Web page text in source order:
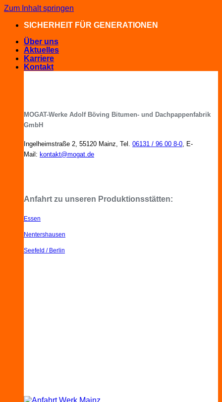
Zum Inhalt springen
SICHERHEIT FÜR GENERATIONEN
Über uns
Aktuelles
Karriere
Kontakt
MOGAT-Werke Adolf Böving Bitumen- und Dachpappenfabrik
GmbH
Ingelheimstraße 2, 55120 Mainz, Tel. 06131 / 96 00 8-0, E-
Mail: kontakt@mogat.de
Anfahrt zu unseren Produktionsstätten:
Essen
Nentershausen
Seefeld / Berlin